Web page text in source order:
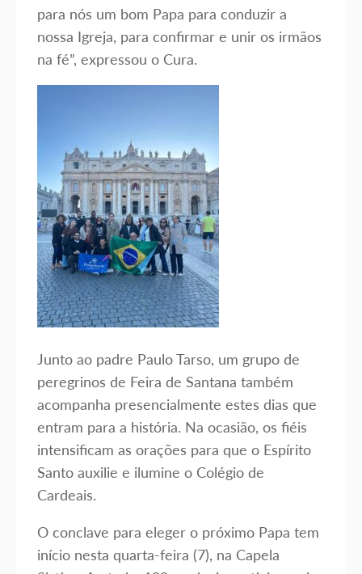
para nós um bom Papa para conduzir a
nossa Igreja, para confirmar e unir os irmãos
na fé”, expressou o Cura.
Junto ao padre Paulo Tarso, um grupo de
peregrinos de Feira de Santana também
acompanha presencialmente estes dias que
entram para a história. Na ocasião, os fiéis
intensificam as orações para que o Espírito
Santo auxilie e ilumine o Colégio de
Cardeais.
O conclave para eleger o próximo Papa tem
início nesta quarta-feira (7), na Capela